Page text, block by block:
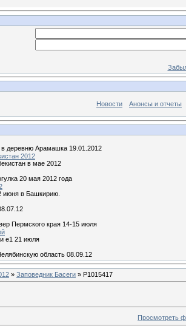
Новости Анонсы и отчеты
деревню Арамашка 19.01.2012
2012
в мае 2012
20 мая 2012 года
июня в Башкирию.
Пермского края 14-15 июля
е1 21 июля
область 08.09.12
» Заповедник Басеги » P1015417
Просмотреть